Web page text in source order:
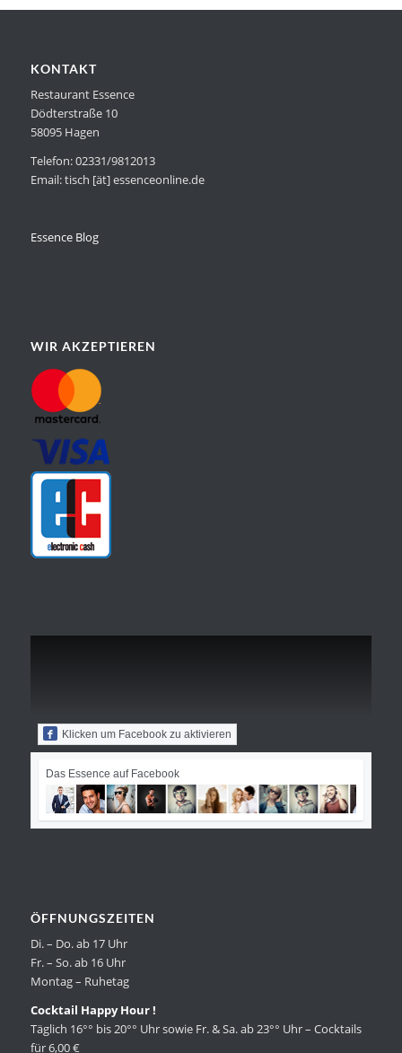
KONTAKT
Restaurant Essence
Dödterstraße 10
58095 Hagen
Telefon: 02331/9812013
Email: tisch [ät] essenceonline.de
Essence Blog
WIR AKZEPTIEREN
Klicken um Facebook zu aktivieren
Das Essence auf Facebook
ÖFFNUNGSZEITEN
Di. – Do. ab 17 Uhr
Fr. – So. ab 16 Uhr
Montag – Ruhetag
Cocktail Happy Hour !
Täglich 16°° bis 20°° Uhr sowie Fr. & Sa. ab 23°° Uhr – Cocktails
für 6,00 €